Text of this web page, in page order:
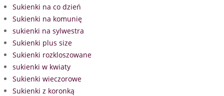
Sukienki na co dzień
Sukienki na komunię
sukienki na sylwestra
Sukienki plus size
Sukienki rozkloszowane
sukienki w kwiaty
Sukienki wieczorowe
Sukienki z koronką